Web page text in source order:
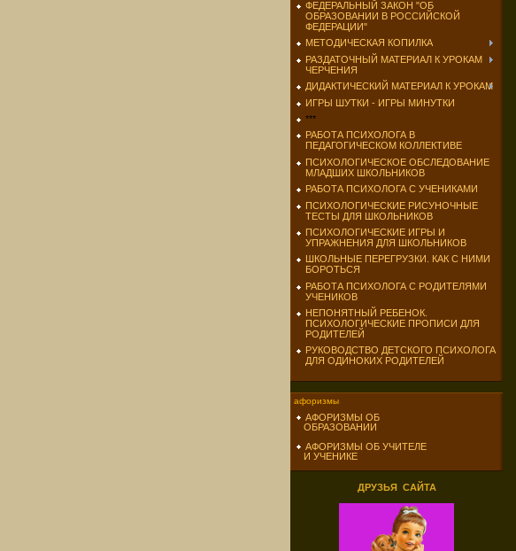
ФЕДЕРАЛЬНЫЙ ЗАКОН "ОБ
ОБРАЗОВАНИИ В РОССИЙСКОЙ
ФЕДЕРАЦИИ"
МЕТОДИЧЕСКАЯ КОПИЛКА
РАЗДАТОЧНЫЙ МАТЕРИАЛ К УРОКАМ
ЧЕРЧЕНИЯ
ДИДАКТИЧЕСКИЙ МАТЕРИАЛ К УРОКАМ
ИГРЫ ШУТКИ - ИГРЫ МИНУТКИ
***
РАБОТА ПСИХОЛОГА В
ПЕДАГОГИЧЕСКОМ КОЛЛЕКТИВЕ
ПСИХОЛОГИЧЕСКОЕ ОБСЛЕДОВАНИЕ
МЛАДШИХ ШКОЛЬНИКОВ
РАБОТА ПСИХОЛОГА С УЧЕНИКАМИ
ПСИХОЛОГИЧЕСКИЕ РИСУНОЧНЫЕ
ТЕСТЫ ДЛЯ ШКОЛЬНИКОВ
ПСИХОЛОГИЧЕСКИЕ ИГРЫ И
УПРАЖНЕНИЯ ДЛЯ ШКОЛЬНИКОВ
ШКОЛЬНЫЕ ПЕРЕГРУЗКИ. КАК С НИМИ
БОРОТЬСЯ
РАБОТА ПСИХОЛОГА С РОДИТЕЛЯМИ
УЧЕНИКОВ
НЕПОНЯТНЫЙ РЕБЕНОК.
ПСИХОЛОГИЧЕСКИЕ ПРОПИСИ ДЛЯ
РОДИТЕЛЕЙ
РУКОВОДСТВО ДЕТСКОГО ПСИХОЛОГА
ДЛЯ ОДИНОКИХ РОДИТЕЛЕЙ
афоризмы
АФОРИЗМЫ ОБ
ОБРАЗОВАНИИ
АФОРИЗМЫ ОБ УЧИТЕЛЕ
И УЧЕНИКЕ
ДРУЗЬЯ САЙТА